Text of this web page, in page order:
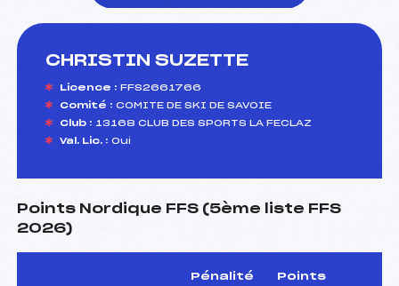
CHRISTIN SUZETTE
Licence : FFS2661766
Comité : COMITE DE SKI DE SAVOIE
Club : 13168 CLUB DES SPORTS LA FECLAZ
Val. Lic. : Oui
Points Nordique FFS (5ème liste FFS
2026)
Pénalité Points